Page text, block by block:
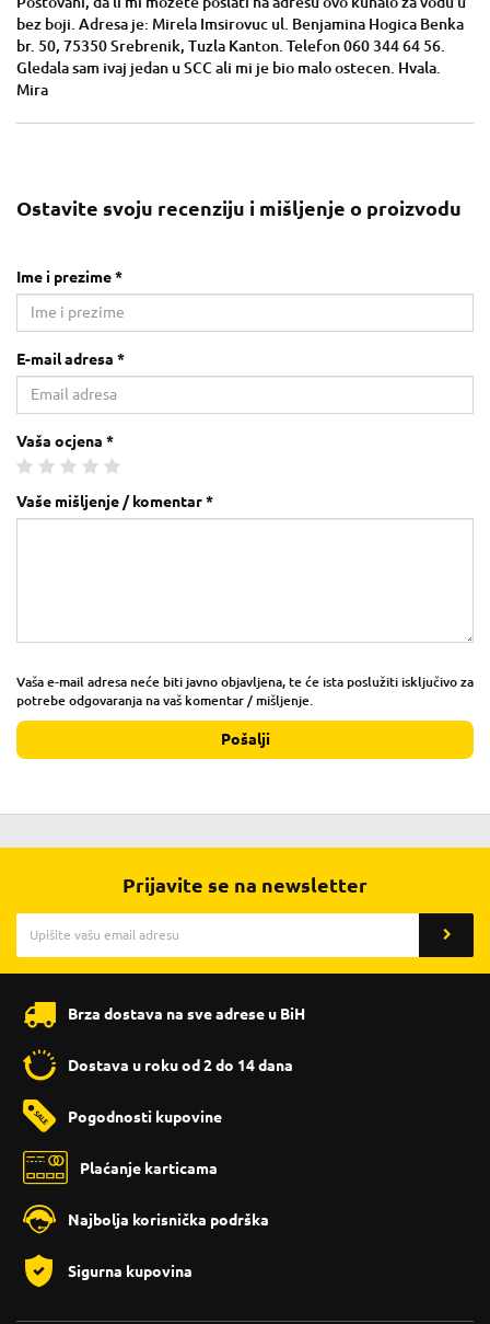
bez boji. Adresa je: Mirela Imsirovuc ul. Benjamina Hogica Benka
br. 50, 75350 Srebrenik, Tuzla Kanton. Telefon 060 344 64 56.
Gledala sam ivaj jedan u SCC ali mi je bio malo ostecen. Hvala.
Mira
Ostavite svoju recenziju i mišljenje o proizvodu
Ime i prezime *
E-mail adresa *
Vaša ocjena *
Vaše mišljenje / komentar *
Vaša e-mail adresa neće biti javno objavljena, te će ista poslužiti isključivo za
potrebe odgovaranja na vaš komentar / mišljenje.
Pošalji
Prijavite se na newsletter
Brza dostava na sve adrese u BiH
Dostava u roku od 2 do 14 dana
Pogodnosti kupovine
Plaćanje karticama
Najbolja korisnička podrška
Sigurna kupovina